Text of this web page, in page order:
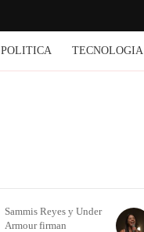
POLITICA TECNOLOGIA
Sammis Reyes y Under
Armour firman